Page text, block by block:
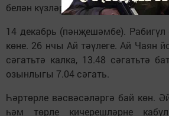
белән күзләрне юдыру да файдалы.
14 декабрь (пәнҗешәмбе).
көне. 26 нчы Ай тәүлеге. Ай Чаян
сәгатьтә калка, 13.48 сәгатьтә
озынлыгы 7.04 сәгать.
Һәртөрле вәсвәсәләргә бай көн.
һәм төрле кичереш­ләрне